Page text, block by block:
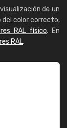
de un
del color correcto,
RAL físico. En
RAL.